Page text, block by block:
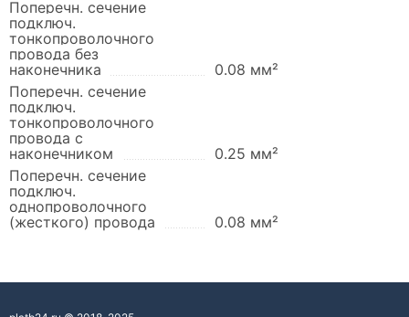
Поперечн. сечение
подключ.
тонкопроволочного
провода без
наконечника
0.08 мм²
Поперечн. сечение
подключ.
тонкопроволочного
провода с
наконечником
0.25 мм²
Поперечн. сечение
подключ.
однопроволочного
(жесткого) провода
0.08 мм²